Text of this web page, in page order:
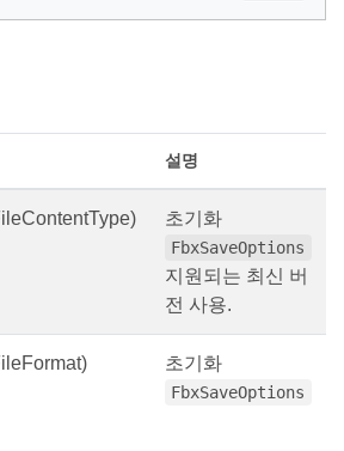
설명
초기화
FbxSaveOptions
지원되는 최신 버
전 사용.
초기화
FbxSaveOptions